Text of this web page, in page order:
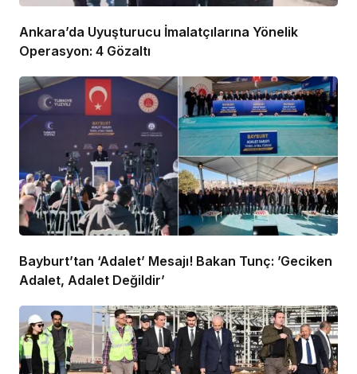
Ankara’da Uyuşturucu İmalatçılarına Yönelik
Operasyon: 4 Gözaltı
Bayburt’tan ‘Adalet’ Mesajı! Bakan Tunç: ’Geciken
Adalet, Adalet Değildir’